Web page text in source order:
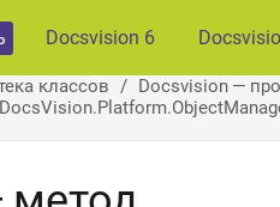
Docsvision 6
классов
Docsvision —